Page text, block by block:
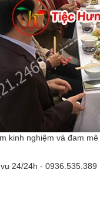
kinh nghiệm và đam
24/24h - 0936.535.389